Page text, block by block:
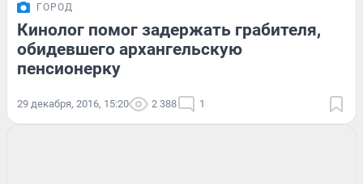
ГОРОД
Кинолог помог задержать грабителя,
обидевшего архангельскую
пенсионерку
29 декабря, 2016, 15:20 2 388 1